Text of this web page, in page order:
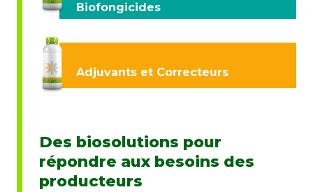
Biofongicides
Adjuvants et Correcteurs
Des biosolutions pour
répondre aux besoins des
producteurs